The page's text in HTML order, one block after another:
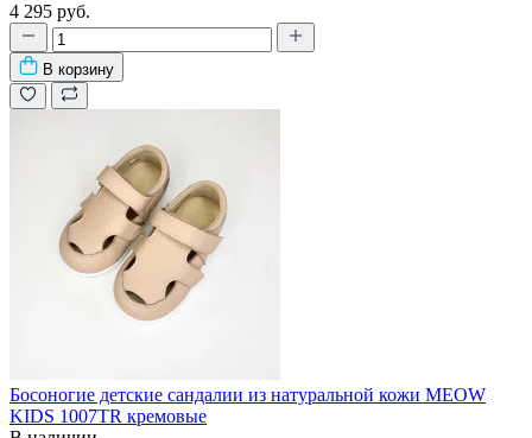
4 295 руб.
В корзину
Босоногие детские сандалии из натуральной кожи MEOW
KIDS 1007TR кремовые